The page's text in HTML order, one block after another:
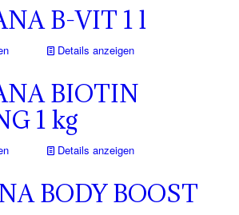
B-VIT 1 l
Details anzeigen
BIOTIN
1 kg
Details anzeigen
BODY BOOST